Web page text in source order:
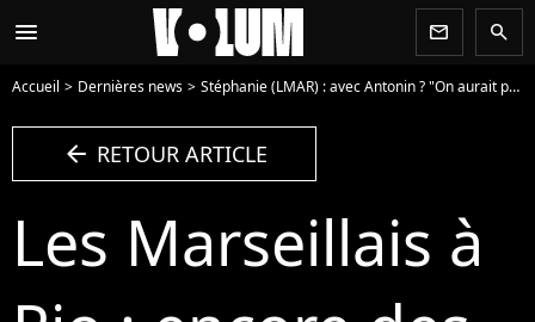
menu newsletter search
Accueil Dernières news Stéphanie (LMAR) : avec Antonin ? "On aurait pu en venir aux mains"
arrow_left RETOUR ARTICLE
Les Marseillais à